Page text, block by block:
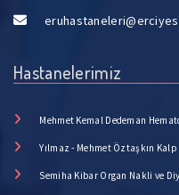
Hastanelerimiz
Mehmet Kemal Dedeman
Yılmaz - Mehmet Öztaşkın
Semiha Kibar Organ Nakli ve